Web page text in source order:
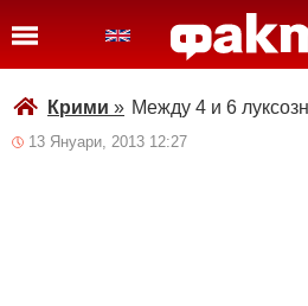
Крими » Между 4 и 6
13 Януари, 2013 12:27